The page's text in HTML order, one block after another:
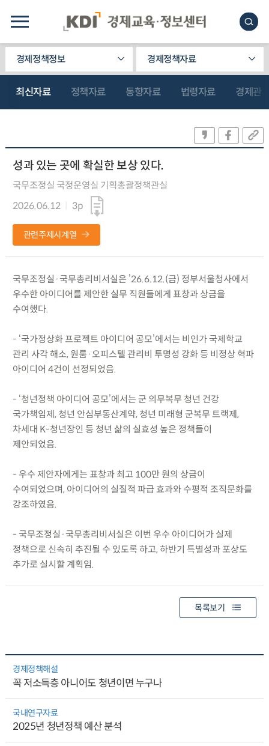
경제정책정보 경제정책자료
최신자료 정책자료 동향자료 법령자료 경제관
성과 있는 곳에 확실한 보상 있다.
국무조정실 국정운영실 기획총괄정책관실
2026.06.12
3p
관련주제시계열
국무조정실·국무총리비서실은 ’26.6.12.(금) 정부서울청사에서
우수한 아이디어를 제안한 실무 직원들에게 표창과 상금을
수여했다.
- ‘국가정상화 프로젝트 아이디어 공모’에서는 비인가 국제학교
관리 사각 해소, 원룸·오피스텔 관리비 투명성 강화 등 비정상 혁파
아이디어 4건이 선정되었음.
- ‘청년정책 아이디어 공모’에서는 군 의무복무 청년 건강
국가책임제, 청년 안심부동산계약, 청년 미래형 군복무 트랙제,
차세대 K-청년장인 등 청년 삶의 실효성 높은 정책들이
제안되었음.
- 우수 제안자에게는 표창과 최고 100만 원의 상금이
수여되었으며, 아이디어의 실질적 파급 효과와 수평적 조직문화를
강조하였음.
- 국무조정실·국무총리비서실은 이번 우수 아이디어가 실제
정책으로 신속히 추진될 수 있도록 하고, 하반기 특별성과 포상도
추가로 실시할 계획임.
목록보기
경제정책해설
꼭 저소득층 아니어도 청년이면 누구나
국내연구자료
2025년 청년정책 예산 분석